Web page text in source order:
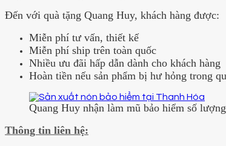
Đến với quà tặng Quang Huy, khách hàng được:
Miễn phí tư vấn, thiết kế
Miễn phí ship trên toàn quốc
Nhiều ưu đãi hấp dẫn dành cho khách hàng
Hoàn tiền nếu sản phẩm bị hư hỏng trong
Quang Huy nhận làm mũ bảo hiểm số
Thông tin liên hệ: